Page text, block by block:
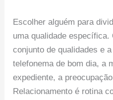
Escolher alguém para
uma qualidade específica.
conjunto de qualidades e
telefonema de bom dia, a
expediente, a
Relacionamento é rotina